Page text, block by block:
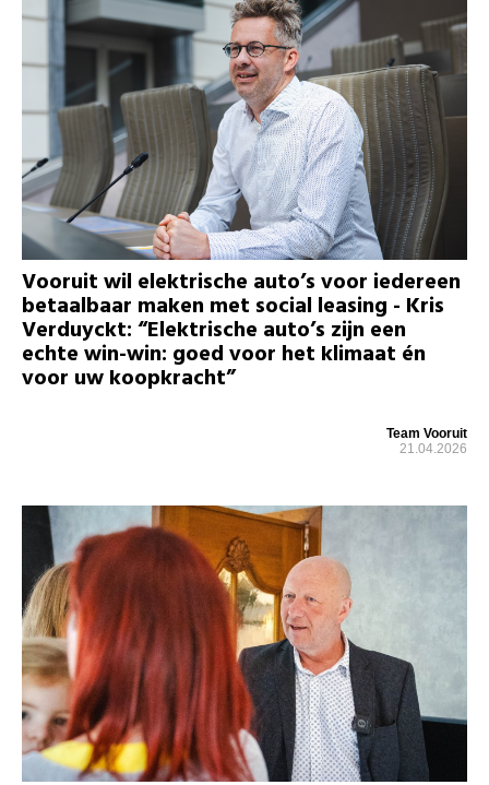
Vooruit wil elektrische auto’s voor iedereen
betaalbaar maken met social leasing - Kris
Verduyckt: “Elektrische auto’s zijn een
echte win-win: goed voor het klimaat én
voor uw koopkracht”
Team Vooruit
21.04.2026